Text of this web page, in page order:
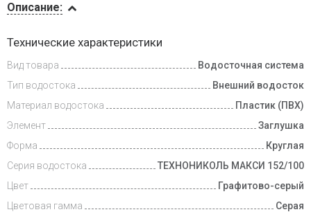
и оплата
Описание:
Технические характеристики
Вид товара
Водосточная система
Тип водостока
Внешний водосток
Материал водостока
Пластик (ПВХ)
Элемент
Заглушка
Форма
Круглая
Серия водостока
ТЕХНОНИКОЛЬ МАКСИ 152/100
Цвет
Графитово-серый
Цветовая гамма
Серая